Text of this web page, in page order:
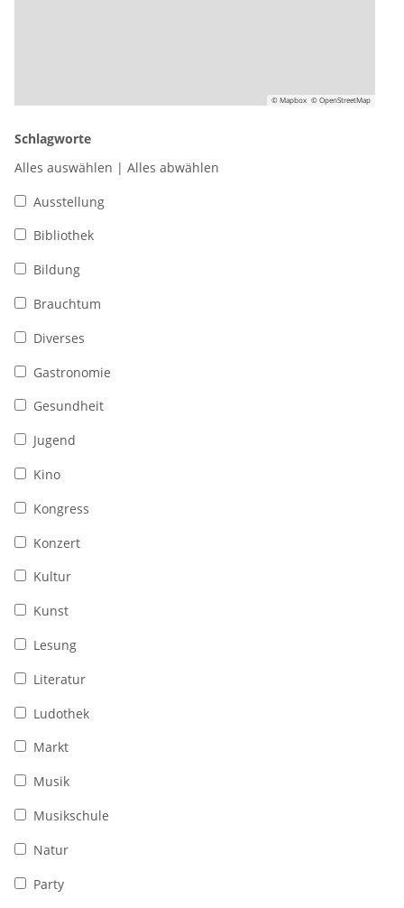
© Mapbox © OpenStreetMap
Schlagworte
Alles auswählen | Alles abwählen
Ausstellung
Bibliothek
Bildung
Brauchtum
Diverses
Gastronomie
Gesundheit
Jugend
Kino
Kongress
Konzert
Kultur
Kunst
Lesung
Literatur
Ludothek
Markt
Musik
Musikschule
Natur
Party